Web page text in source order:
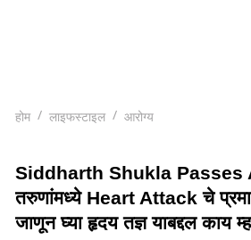
होम लाइफस्टाइल आरोग्य
Siddharth Shukla Passes
तरुणांमध्ये Heart Attack चे
जाणून घ्या हृदय तज्ञ याबद्दल काय